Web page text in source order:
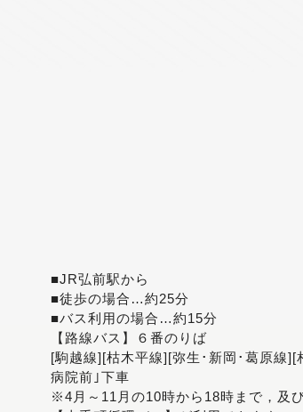
■JR弘前駅から
■徒歩の場合…約25分
■バス利用の場合…約15分
【路線バス】６番のりば
[駒越線][枯木平線][弥生･新岡･葛原線
病院前｣下車
※4月～11月の10時から18時まで，及